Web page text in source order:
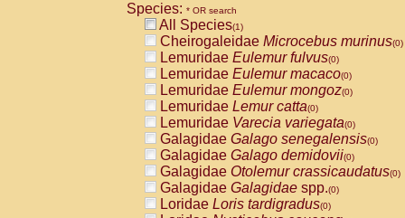
Species: * OR search
All Species(1)
Cheirogaleidae Microcebus murinus(0)
Lemuridae Eulemur fulvus(0)
Lemuridae Eulemur macaco(0)
Lemuridae Eulemur mongoz(0)
Lemuridae Lemur catta(0)
Lemuridae Varecia variegata(0)
Galagidae Galago senegalensis(0)
Galagidae Galago demidovii(0)
Galagidae Otolemur crassicaudatus(0)
Galagidae Galagidae spp.(0)
Loridae Loris tardigradus(0)